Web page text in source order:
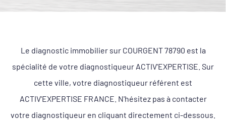
Le diagnostic immobilier sur COURGENT 78790 est la
spécialité de votre diagnostiqueur ACTIV'EXPERTISE. Sur
cette ville, votre diagnostiqueur référent est
ACTIV'EXPERTISE FRANCE. N'hésitez pas à contacter
votre diagnostiqueur en cliquant directement ci-dessous.